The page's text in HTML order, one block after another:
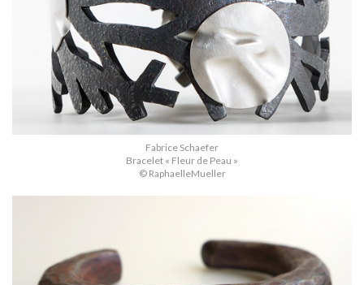
Fabrice Schaefer
Bracelet « Fleur de Peau »
© RaphaelleMueller